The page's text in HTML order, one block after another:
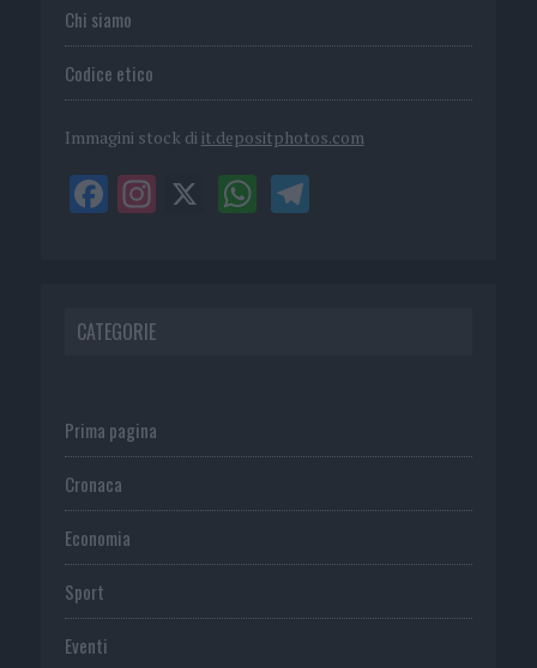
Chi siamo
Codice etico
Immagini stock di it.depositphotos.com
CATEGORIE
Prima pagina
Cronaca
Economia
Sport
Eventi